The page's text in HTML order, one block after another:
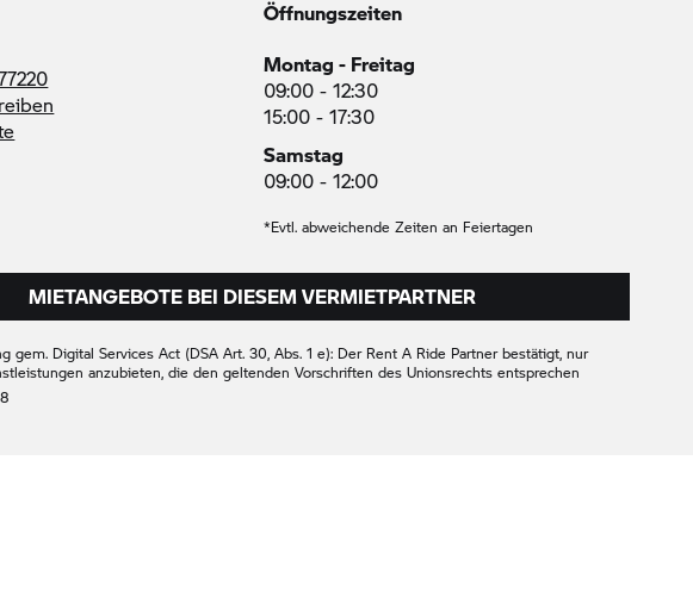
Öffnungszeiten
Montag - Freitag
09:00 - 12:30
15:00 - 17:30
Samstag
09:00 - 12:00
*Evtl. abweichende Zeiten an Feiertagen
MIETANGEBOTE BEI DIESEM VERMIETPARTNER
gem. Digital Services Act (DSA Art. 30, Abs. 1 e): Der Rent A Ride Partner bestätigt, nur
anzubieten, die den geltenden Vorschriften des Unionsrechts entsprechen